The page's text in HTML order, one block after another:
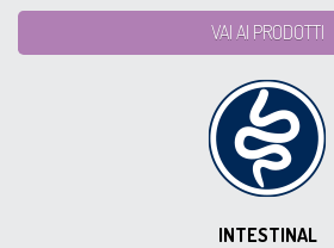
VAI AI PRODOTTI
INTESTINAL